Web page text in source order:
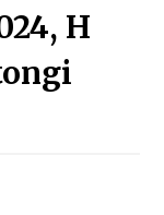
dan
Utara Pimpin
Idi Gelar
H